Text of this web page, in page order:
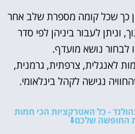
כך שכל קומה מספרת שלב אחר
וניתן לעבור ביניהן לפי סדר
לבחור נושא מועדף.
לאנגלית, צרפתית, גרמנית,
נגישה לקהל בינלאומי.
- כל האטרקציות הכי חמות
החופשה שלכם⬇️